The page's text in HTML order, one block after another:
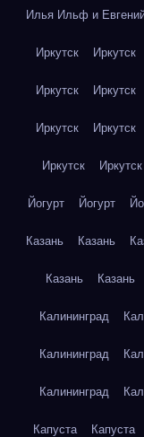
Илья Ильф и
Иркутск Иркутск
Иркутск Иркутск
Иркутск Иркутск
Иркутск Иркутск
Йогурт Йогурт
Казань Казань
Казань Казань
Калининград
Калининград
Калининград
Капуста Капуста